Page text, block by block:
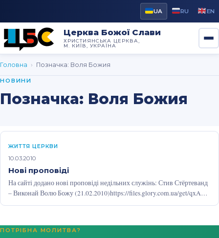
UA RU EN
Церква Божої Слави
ХРИСТИЯНСЬКА ЦЕРКВА,
М. КИЇВ, УКРАЇНА
Головна › Позначка: Воля Божия
НОВИНИ
Позначка: Воля Божия
ЖИТТЯ ЦЕРКВИ
10.03.2010
Нові проповіді
На сайті додано нові проповіді недільних служінь: Стив Стёртеванд
– Виконай Волю Божу (21.02.2010)https://files.glory.com.ua/get/qxAQ9
Сергій Богомазюк – Віра та вміння…
ПОТРІБНА МОЛИТВА?